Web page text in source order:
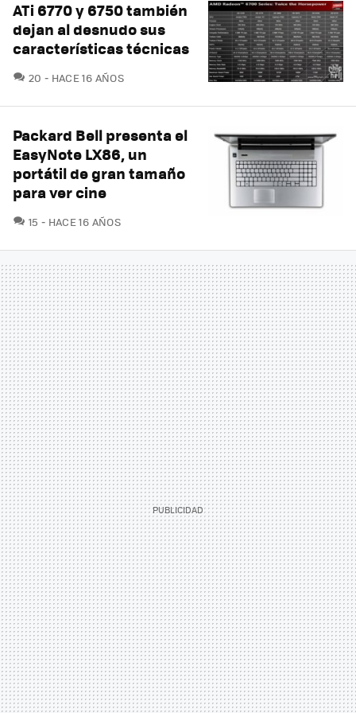
ATi 6770 y 6750 también
dejan al desnudo sus
características técnicas
20 COMENTARIOS
HACE 16 AÑOS
Packard Bell presenta el
EasyNote LX86, un
portátil de gran tamaño
para ver cine
15 COMENTARIOS
HACE 16 AÑOS